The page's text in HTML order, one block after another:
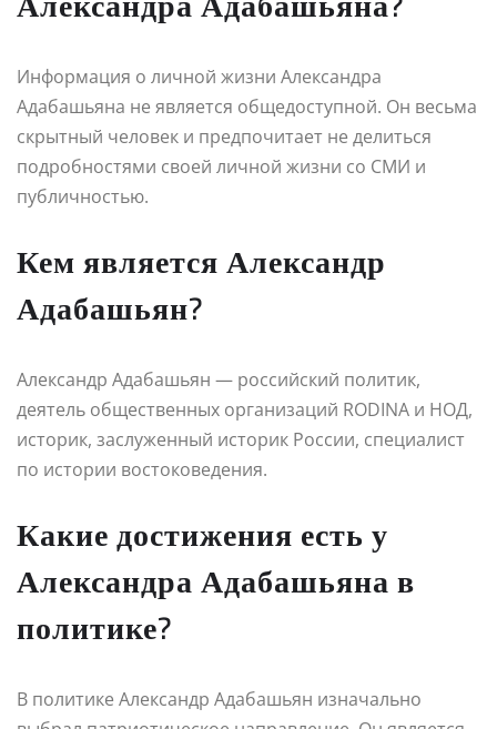
Информация о личной жизни Александра
Адабашьяна не является общедоступной. Он весьма
скрытный человек и предпочитает не делиться
подробностями своей личной жизни со СМИ и
публичностью.
Кем является Александр
Адабашьян?
Александр Адабашьян — российский политик,
деятель общественных организаций RODINA и НОД,
историк, заслуженный историк России, специалист
по истории востоковедения.
Какие достижения есть у
Александра Адабашьяна в
политике?
В политике Александр Адабашьян изначально